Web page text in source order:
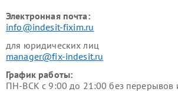
Электронная почта:
info@indesit-fixim.ru
для юридических лиц
manager@fix-indesit.ru
График работы:
ПН-ВСК с 9:00 до 21:00 без перерывов